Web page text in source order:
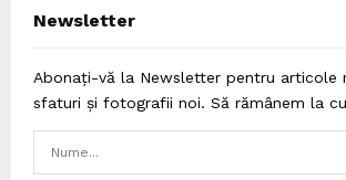
Newsletter
Abonați-vă la Newsletter pentru articole
sfaturi și fotografii noi. Să rămânem la